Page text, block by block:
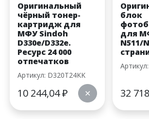
Оригинальный
чёрный тонер-
картридж для
МФУ Sindoh
D330e/D332e.
Ресурс 24 000
отпечатков
Артикул: D320T24KK
10 244,04₽ ✕
блок
для
N511/
32